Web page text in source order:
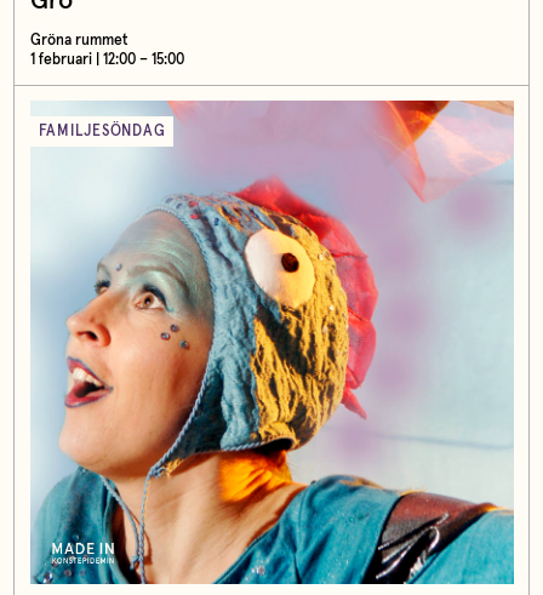
Gröna rummet
1 februari | 12:00 – 15:00
FAMILJESÖNDAG